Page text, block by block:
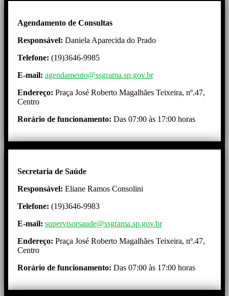
Agendamento de Consultas
Responsável: Daniela Aparecida do Prado
Telefone: (19)3646-9985
E-mail: agendamento@ssgrama.sp.gov.br
Endereço: Praça José Roberto Magalhães Teixeira, nº.47,
Centro
Rorário de funcionamento: Das 07:00 às 17:00 horas
Secretaria de Saúde
Responsável: Eliane Ramos Consolini
Telefone: (19)3646-9983
E-mail: supervisorsaude@ssgrama.sp.gov.br
Endereço: Praça José Roberto Magalhães Teixeira, nº.47,
Centro
Rorário de funcionamento: Das 07:00 às 17:00 horas